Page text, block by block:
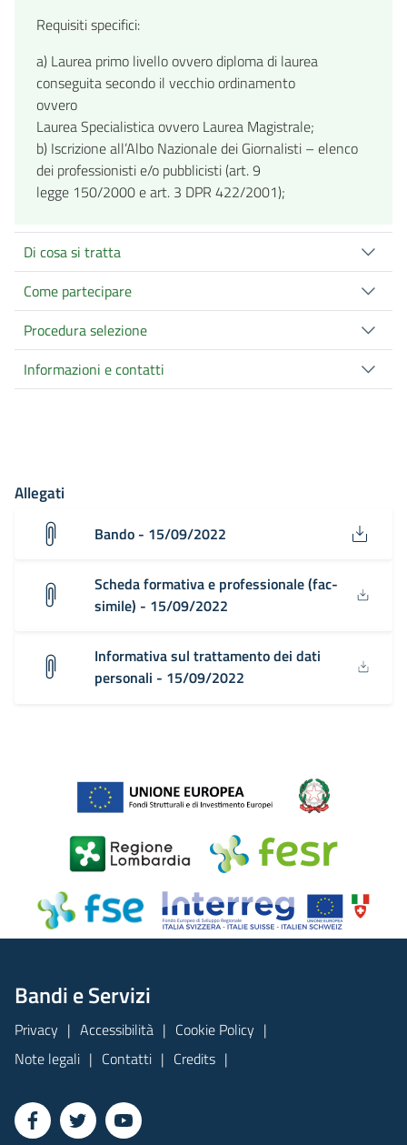
Requisiti specifici:
a) Laurea primo livello ovvero diploma di laurea
conseguita secondo il vecchio ordinamento
ovvero
Laurea Specialistica ovvero Laurea Magistrale;
b) Iscrizione all’Albo Nazionale dei Giornalisti – elenco
dei professionisti e/o pubblicisti (art. 9
legge 150/2000 e art. 3 DPR 422/2001);
Di cosa si tratta
Come partecipare
Procedura selezione
Informazioni e contatti
Allegati
Bando - 15/09/2022
Scheda formativa e professionale (fac-
simile) - 15/09/2022
Informativa sul trattamento dei dati
personali - 15/09/2022
Bandi e Servizi
Privacy Accessibilità
Cookie Policy
Note legali
Contatti Credits